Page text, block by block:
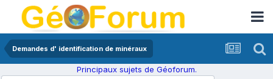
Demandes d' identification de minéraux
Principaux sujets de Géoforum.